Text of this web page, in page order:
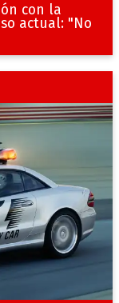
con la
actual: "No